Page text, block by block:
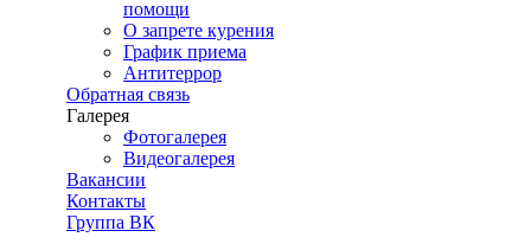
помощи
О запрете курения
График приема
Антитеррор
Обратная связь
Галерея
Фотогалерея
Видеогалерея
Вакансии
Контакты
Группа ВК